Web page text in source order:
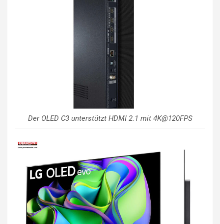
Der OLED C3 unterstützt HDMI 2.1 mit 4K@120FPS